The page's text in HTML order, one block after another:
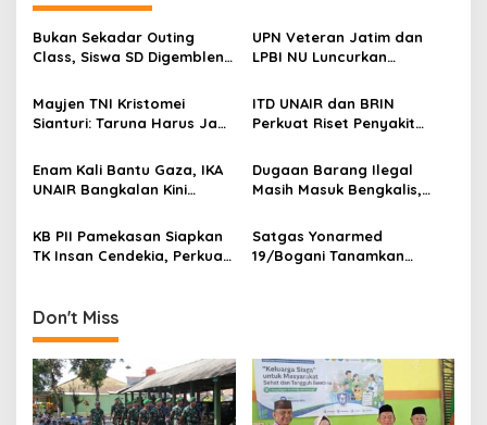
a
v
i
g
a
t
i
o
n
Bukan Sekadar Outing
Class, Siswa SD Digembleng
UPN Veteran Jatim dan
LPBI NU Luncurkan
Ketangguhan Bencana
Mayjen TNI Kristomei
Sianturi: Taruna Harus Jadi
ITD UNAIR dan BRIN
Perkuat Riset Penyakit
Kesehatan Nasional
Enam Kali Bantu Gaza, IKA
UNAIR Bangkalan Kini
10.000 Pengungsi
Dugaan Barang Ilegal
Masih Masuk Bengkalis,
Pengawasan Menguat
KB PII Pamekasan Siapkan
TK Insan Cendekia, Perkuat
Satgas Yonarmed
19/Bogani Tanamkan
Don't Miss